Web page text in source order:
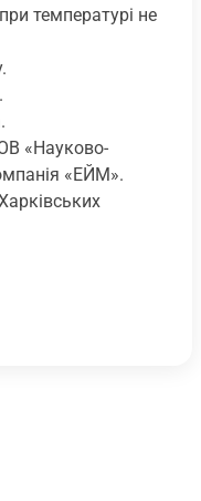
температурі не
«Науково-
«ЕЙМ».